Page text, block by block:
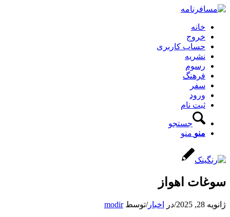
خانه
خروج
حساب کاربری
نشریه
رسوم
فرهنگ
سفر
ورود
ثبت نام
جستجو
منو منو
سوغات اهواز
ژانویه 28, 2025 /در اخبار/توسطmodir